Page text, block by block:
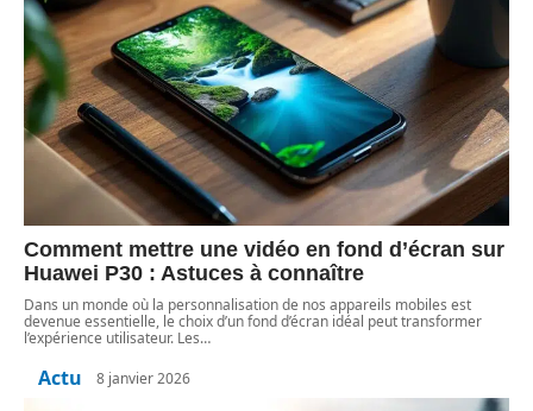
Comment mettre une vidéo en fond d’écran sur
Huawei P30 : Astuces à connaître
Dans un monde où la personnalisation de nos appareils mobiles est
devenue essentielle, le choix d’un fond d’écran idéal peut transformer
l’expérience utilisateur. Les…
Actu 8 janvier 2026